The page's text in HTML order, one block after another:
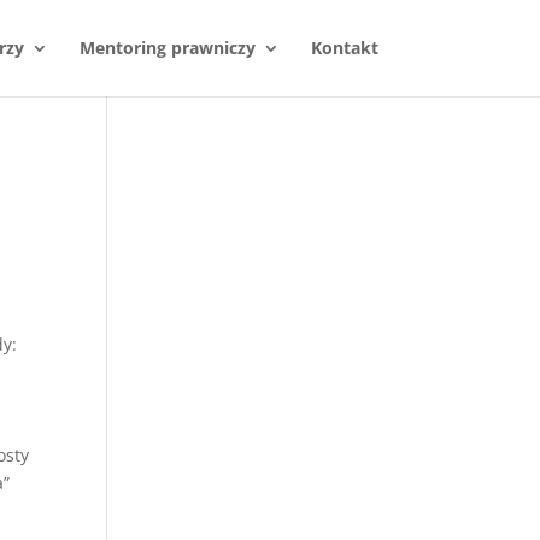
Mentoring prawniczy Kontakt